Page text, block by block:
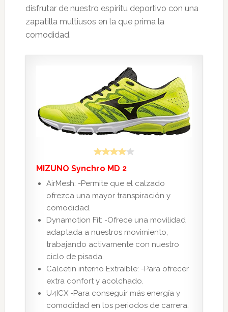
disfrutar de nuestro espíritu deportivo con una
zapatilla multiusos en la que prima la
comodidad.
MIZUNO Synchro MD 2
AirMesh: -Permite que el calzado
ofrezca una mayor transpiración y
comodidad.
Dynamotion Fit: -Ofrece una movilidad
adaptada a nuestros movimiento,
trabajando activamente con nuestro
ciclo de pisada.
Calcetín interno Extraíble: -Para ofrecer
extra confort y acolchado.
U4ICX -Para conseguir más energía y
comodidad en los periodos de carrera.